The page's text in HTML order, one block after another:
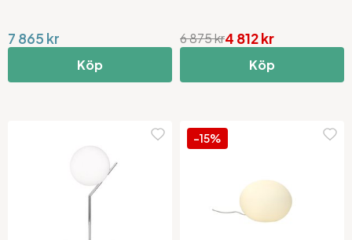
7 865 kr
Köp
4 812 kr
6 875 kr
Köp
-15%